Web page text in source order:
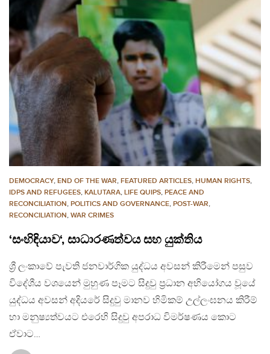
DEMOCRACY, END OF THE WAR, FEATURED ARTICLES, HUMAN RIGHTS,
IDPS AND REFUGEES, KALUTARA, LIFE QUIPS, PEACE AND
RECONCILIATION, POLITICS AND GOVERNANCE, POST-WAR,
RECONCILIATION, WAR CRIMES
‘සංහිඳියාව‘, සාධාරණත්වය සහ යුක්තිය
ශ්‍රී ලංකාවේ පැවති ජනවාර්ගික යුද්ධය අවසන් කිරීමෙන් පසුව
විදේශීය වශයෙන් මුහුණ පෑමට සිදුවු ප්‍රධාන අභියෝගය වූයේ
යුද්ධය අවසන් අදියරේ සිදුවු මානව හිමිකම් උල්ලංඝනය කිරීම්
හා මනුෂ්‍යත්වයට එරෙහි සිදුවු අපරාධ විමර්ෂණය කොට
ඒවාට…